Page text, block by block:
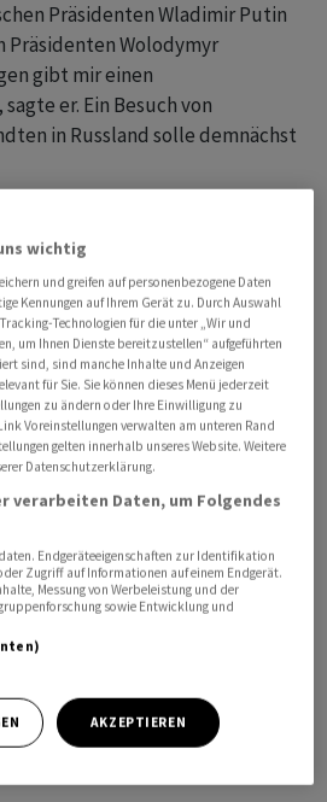
Präsidenten Wladimir Putin
Präsidenten Wolodymyr
gibt mir einen
er. Ein Besuch von
in Russland solle demnächst
Aussenminister Alexander
seien intensiv gewesen. «Das
schlechtes Zeichen», sagte er.
immer viel, wenn sie kurz vor
denn so können sie besser
wichtig
und greifen auf personenbezogene Daten
Kennungen auf Ihrem Gerät zu. Durch Auswahl
Technologien für die unter „Wir und
um Ihnen Dienste bereitzustellen“ aufgeführten
sind, sind manche Inhalte und Anzeigen
für Sie. Sie können dieses Menü jederzeit
zu ändern oder Ihre Einwilligung zu
Voreinstellungen verwalten am unteren Rand
gelten innerhalb unseres Website. Weitere
Datenschutzerklärung.
verarbeiten Daten, um Folgendes
Endgeräteeigenschaften zur Identifikation
Zugriff auf Informationen auf einem Endgerät.
Messung von Werbeleistung und der
sowie Entwicklung und
AKZEPTIEREN